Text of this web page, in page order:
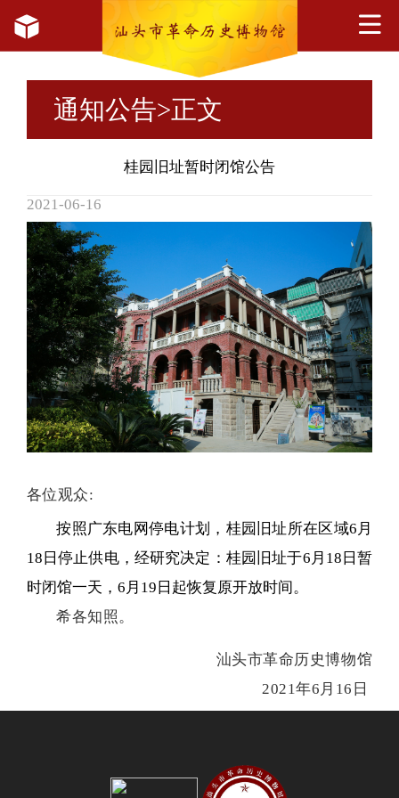
通知公告>正文
桂园旧址暂时闭馆公告
2021-06-16
各位观众:
按照广东电网停电计划，桂园旧址所在区域6月
18日停止供电，经研究决定：桂园旧址于6月18日暂
时闭馆一天，6月19日起恢复原开放时间。
希各知照。
汕头市革命历史博物馆
2021年6 月16日